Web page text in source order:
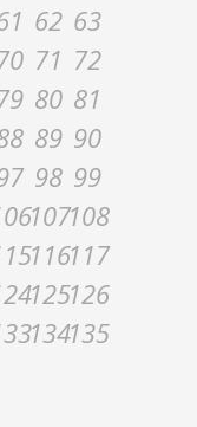
62 63
71 72
80 81
89 90
98 99
107108
116117
125126
134135